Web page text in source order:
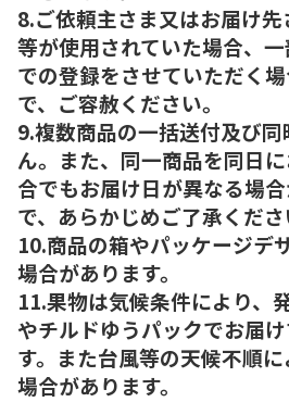
8.ご依頼主さま又はお届け
等が使用されていた場合、
での登録をさせていただく
で、ご容赦ください。
9.複数商品の一括送付及び
ん。また、同一商品を同日
合でもお届け日が異なる場
で、あらかじめご了承くださ
10.商品の箱やパッケージデ
場合があります。
11.果物は気候条件により、
やチルドゆうパックでお届
す。また台風等の天候不順
場合があります。